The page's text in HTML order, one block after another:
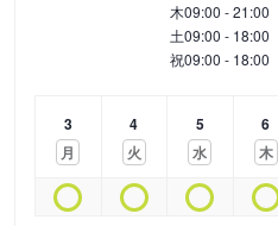
木09:00 - 21:00
土09:00 - 18:00
祝09:00 - 18:00
3
月
4
火
5
水
6
木